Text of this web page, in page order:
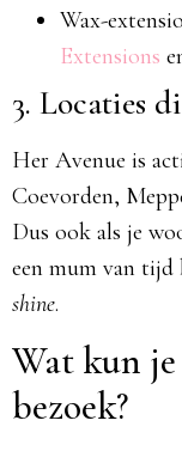
Wax-
Extensions
3. Locaties
Her Avenue is
Coevorden,
Dus ook als je
een mum van tijd
shine.
Wat kun
bezoek?